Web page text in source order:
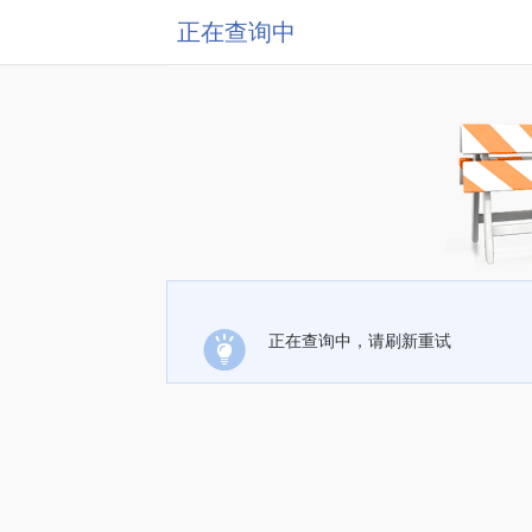
正在查询中
正在查询中，请刷新重试